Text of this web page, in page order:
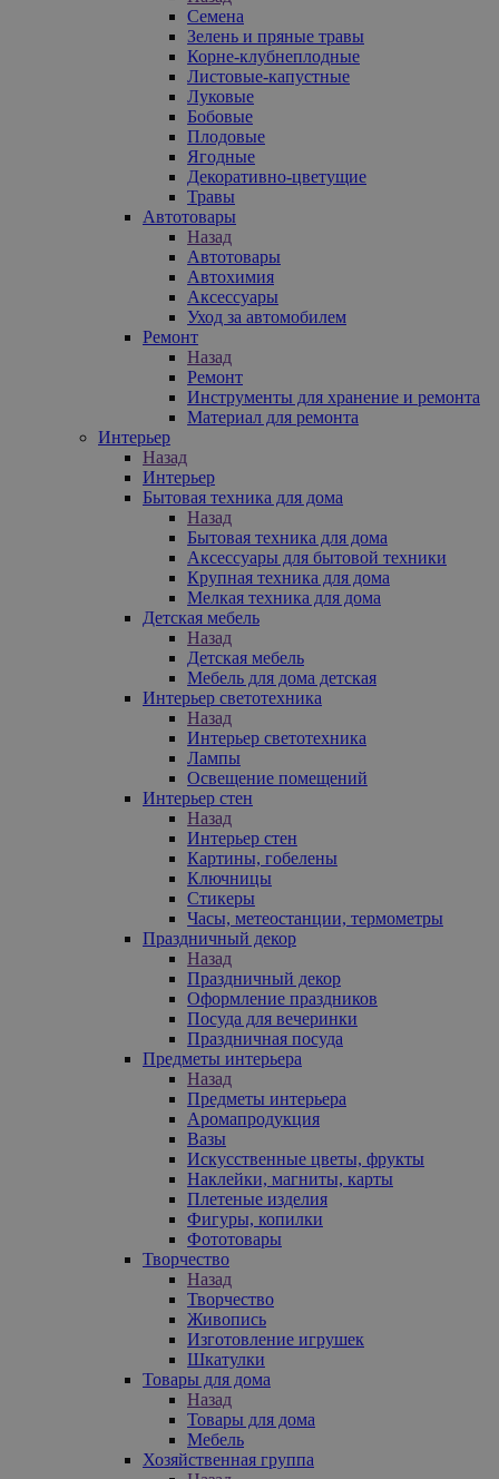
Семена
Зелень и пряные травы
Корне-клубнеплодные
Листовые-капустные
Луковые
Бобовые
Плодовые
Ягодные
Декоративно-цветущие
Травы
Автотовары
Назад
Автотовары
Автохимия
Аксессуары
Уход за автомобилем
Ремонт
Назад
Ремонт
Инструменты для хранение и ремонта
Материал для ремонта
Интерьер
Назад
Интерьер
Бытовая техника для дома
Назад
Бытовая техника для дома
Аксессуары для бытовой техники
Крупная техника для дома
Мелкая техника для дома
Детская мебель
Назад
Детская мебель
Мебель для дома детская
Интерьер светотехника
Назад
Интерьер светотехника
Лампы
Освещение помещений
Интерьер стен
Назад
Интерьер стен
Картины, гобелены
Ключницы
Стикеры
Часы, метеостанции, термометры
Праздничный декор
Назад
Праздничный декор
Оформление праздников
Посуда для вечеринки
Праздничная посуда
Предметы интерьера
Назад
Предметы интерьера
Аромапродукция
Вазы
Искусственные цветы, фрукты
Наклейки, магниты, карты
Плетеные изделия
Фигуры, копилки
Фототовары
Творчество
Назад
Творчество
Живопись
Изготовление игрушек
Шкатулки
Товары для дома
Назад
Товары для дома
Мебель
Хозяйственная группа